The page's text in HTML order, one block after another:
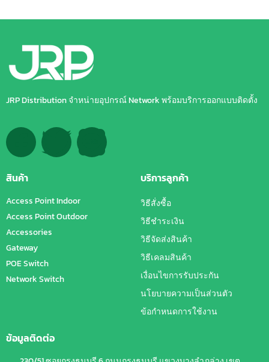
JRP Distribution จำหน่ายอุปกรณ์ Network พร้อมบริการออกแบบติดตั้ง
สินค้า
Access Point Indoor
Access Point Outdoor
Accessories
Gateway
POE Switch
Network Switch
บริการลูกค้า
วิธีสั่งซื้อ
วิธีชำระเงิน
วิธีจัดส่งสินค้า
วิธีเคลมสินค้า
เงื่อนไขการรับประกัน
นโยบายความเป็นส่วนตัว
ข้อกำหนดการใช้งาน
ข้อมูลติดต่อ